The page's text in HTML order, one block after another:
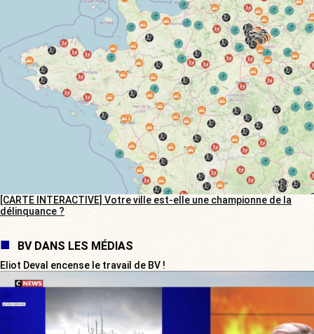
[CARTE INTERACTIVE] Votre ville est-elle une championne de la
délinquance ?
BV DANS LES MÉDIAS
Eliot Deval encense le travail de BV !